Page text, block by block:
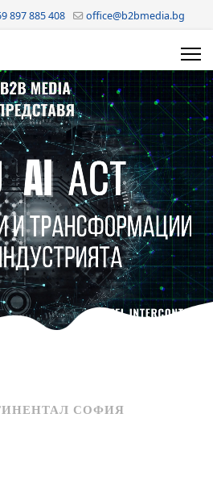
897 885 408 office@b2bmedia.bg
СОФИЯ